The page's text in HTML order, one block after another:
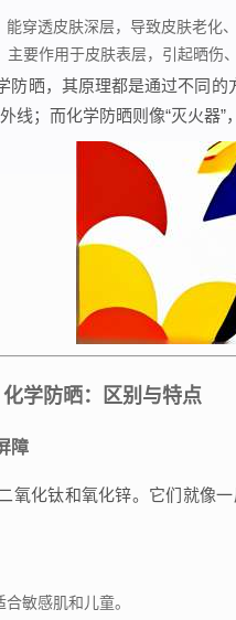
穿透皮肤深层，导致皮肤老化
主要作用于皮肤表层，引起晒伤
防晒，其原理都是通过不同
线；而化学防晒则像“灭火器”
学防晒：区别与特点
障
氧化钛和氧化锌。它们就像
敏感肌和儿童。